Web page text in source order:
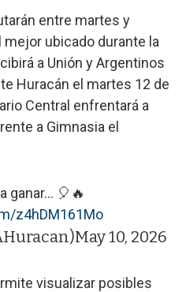
entre martes y
ubicado durante la
a Unión y Argentinos
Huracán el martes 12 de
Central enfrentará a
a Gimnasia el
ganar... 🎈🔥
z4hDM161Mo
May 10, 2026
visualizar posibles